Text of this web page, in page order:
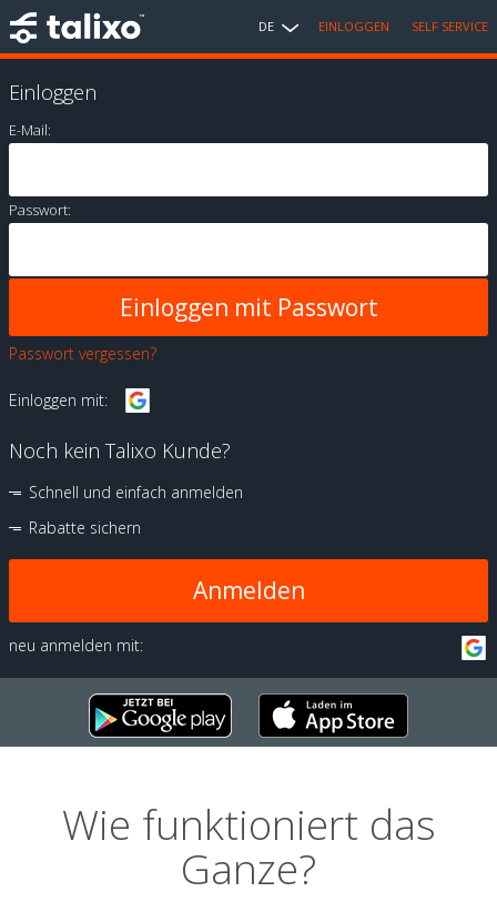
DE EINLOGGEN SELF SERVICE
Einloggen
E-Mail:
Passwort:
Passwort vergessen?
Einloggen mit:
Noch kein Talixo Kunde?
Schnell und einfach anmelden
Rabatte sichern
Anmelden
neu anmelden mit:
Wie funktioniert das
Ganze?